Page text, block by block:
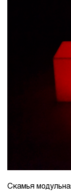
КОЛИЧЕСТВО 1
Скамья